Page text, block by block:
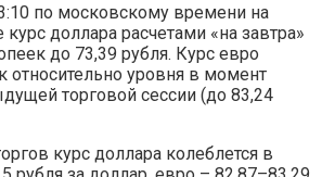
по московскому времени на
доллара расчетами «на завтра»
до 73,39 рубля. Курс евро
относительно уровня в момент
торговой сессии (до 83,24
курс доллара колеблется в